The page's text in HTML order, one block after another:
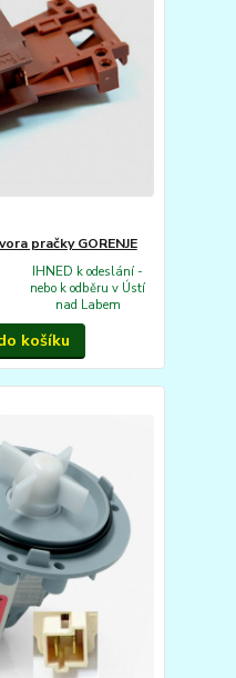
pračky GORENJE
IHNED k odeslání -
nebo k odběru v Ústí
nad Labem
košíku